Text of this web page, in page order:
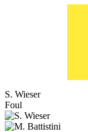
S. Wieser
Foul